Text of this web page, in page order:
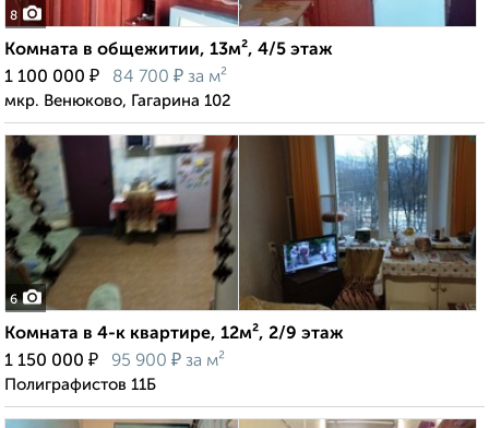
8
Комната в общежитии, 13м², 4/5 этаж
1 100 000 ₽ 84 700 ₽ за м²
мкр. Венюково, Гагарина 102
6
Комната в 4-к квартире, 12м², 2/9 этаж
1 150 000 ₽ 95 900 ₽ за м²
Полиграфистов 11Б